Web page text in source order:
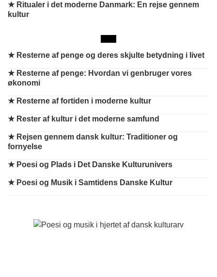
★ Ritualer i det moderne Danmark: En rejse gennem
kultur
★ Resterne af penge og deres skjulte betydning i livet
★ Resterne af penge: Hvordan vi genbruger vores
økonomi
★ Resterne af fortiden i moderne kultur
★ Rester af kultur i det moderne samfund
★ Rejsen gennem dansk kultur: Traditioner og
fornyelse
★ Poesi og Plads i Det Danske Kulturunivers
★ Poesi og Musik i Samtidens Danske Kultur